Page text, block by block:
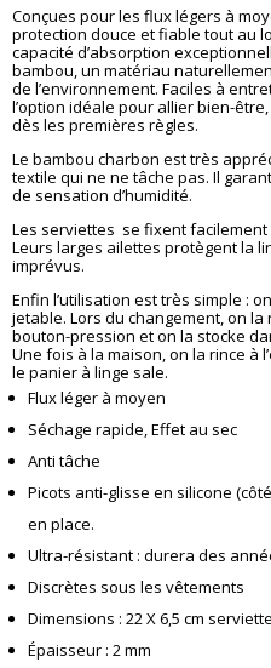
Conçues pour les flux légers à
protection douce et fiable tout au
capacité d’absorption
bambou, un matériau
de l’environnement. Faciles à
l’option idéale pour allier bien-
dès les premières règles.
Le bambou charbon est très
textile qui ne ne tâche pas. Il
de sensation d’humidité.
Les serviettes se fixent
Leurs larges ailettes protègent la
imprévus.
Enfin l’utilisation est très simple :
jetable. Lors du changement, on
bouton-pression et on la stocke
Une fois à la maison, on la rince à
le panier à linge sale.
Flux léger à moyen
Séchage rapide, Effet au sec
Anti tâche
Picots anti-glisse en silicone
en place.
Ultra-résistant : durera des
Discrètes sous les vêtements
Dimensions : 22 X 6,5 cm
Épaisseur : 2 mm